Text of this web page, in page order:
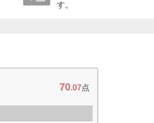
す。
70.07点